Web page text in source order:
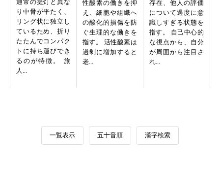
通常の提灯と異な
り中骨が平たく、
リング状に独立し
ているため、折り
たたんでコンパク
トに持ち運びでき
るのが特徴。 旅
人...
性酸素の働きを抑
え、細胞や組織へ
の酸化的損傷を防
ぐ生理的な働きを
指す。 活性酸素は
過剰に増加すると
老...
存在、他人の評価
について過度に意
識しすぎる状態を
指す。 自己中心的
な視点から、自分
が周囲から注目さ
れ...
一覧表示 五十音順 漢字検索